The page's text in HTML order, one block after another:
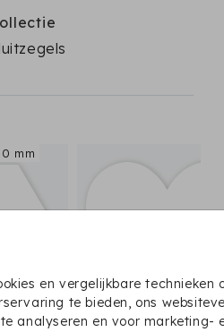
en vergelijkbare technieken
te bieden, ons
analyseren en voor marketing-
mm